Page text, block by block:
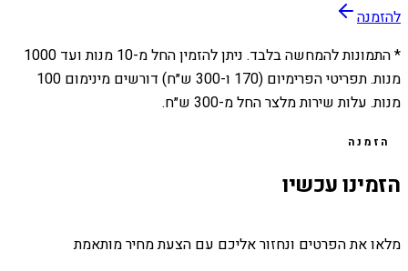
להזמנה
* התמונות להמחשה בלבד. ניתן להזמין החל מ-10 מנות ועד 1000
מנות. תפריטי הפרימיום (170 ו-300 ש״ח) דורשים מינימום 100
מנות. עלות שירות מלצר החל מ-300 ש״ח.
הזמנה
הזמינו עכשיו
מלאו את הפרטים ונחזור אליכם עם הצעת מחיר מותאמת